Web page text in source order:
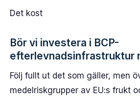
Det kost
Bör vi investera i BCP-
efterlevnadsinfrastruktur
Följ fullt ut det som gäller, men
medelriskgrupper av EU:s frukt